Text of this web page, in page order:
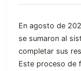
En agosto de
se sumaron al
completar sus
Este proceso de